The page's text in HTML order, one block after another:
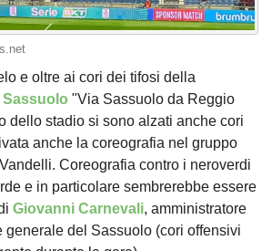
e oltre ai cori dei tifosi della
Sassuolo "Via Sassuolo da Reggio
dello stadio si sono alzati anche cori
anche la coreografia nel gruppo
Coreografia contro i neroverdi
e in particolare sembrerebbe essere
Giovanni Carnevali, amministratore
generale del Sassuolo (cori offensivi